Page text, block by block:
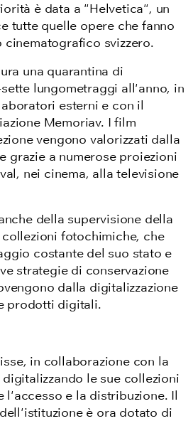
è data a "Helvetica", un
tutte quelle opere che fanno
svizzero.
una quarantina di
lungometraggi all'anno, in
esterni e con il
Memoriav. I film
vengono valorizzati dalla
grazie a numerose proiezioni
nei cinema, alla televisione
della supervisione della
fotochimiche, che
costante del suo stato e
strategie di conservazione
dalla digitalizzazione
prodotti digitali.
in collaborazione con la
le sue collezioni
l'accesso e la distribuzione. Il
è ora dotato di